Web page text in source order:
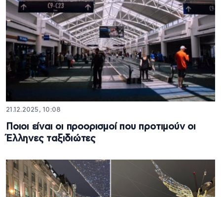
21.12.2025, 10:08
Ποιοι είναι οι προορισμοί που προτιμούν οι
Έλληνες ταξιδιώτες